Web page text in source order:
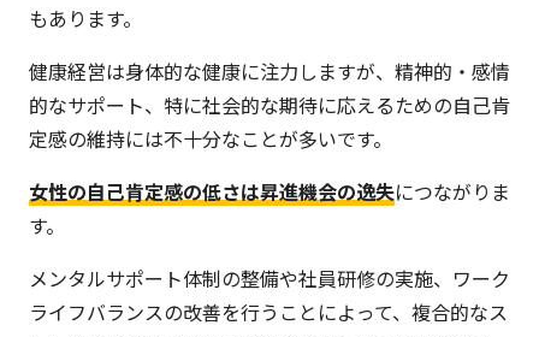
もあります。
健康経営は身体的な健康に注力しますが、精神的・感情
的なサポート、特に社会的な期待に応えるための自己肯
定感の維持には不十分なことが多いです。
女性の自己肯定感の低さは昇進機会の逸失につながりま
す。
メンタルサポート体制の整備や社員研修の実施、ワーク
ライフバランスの改善を行うことによって、複合的なス